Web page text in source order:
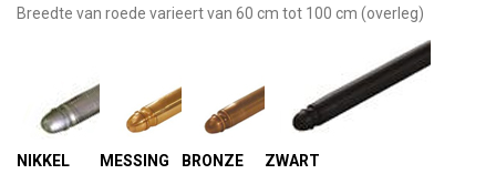
Breedte van roede varieert van 60 cm tot 100 cm (overleg)
NIKKEL MESSING BRONZE ZWART